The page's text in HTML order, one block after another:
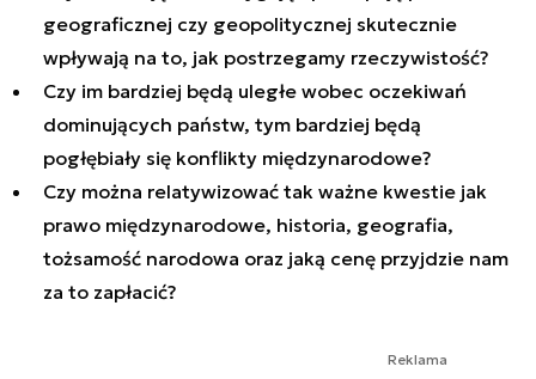
geograficznej czy geopolitycznej skutecznie
wpływają na to, jak postrzegamy rzeczywistość?
Czy im bardziej będą uległe wobec oczekiwań
dominujących państw, tym bardziej będą
pogłębiały się konflikty międzynarodowe?
Czy można relatywizować tak ważne kwestie jak
prawo międzynarodowe, historia, geografia,
tożsamość narodowa oraz jaką cenę przyjdzie nam
za to zapłacić?
Reklama